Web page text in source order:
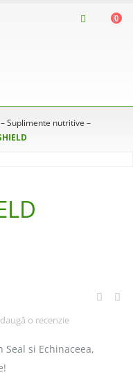
0
Suplimente nutritive –
o recenzie
Seal si Echinaceea,